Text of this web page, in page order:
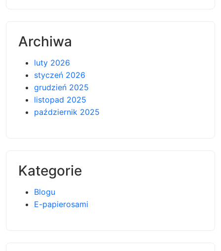
Archiwa
luty 2026
styczeń 2026
grudzień 2025
listopad 2025
październik 2025
Kategorie
Blogu
E-papierosami